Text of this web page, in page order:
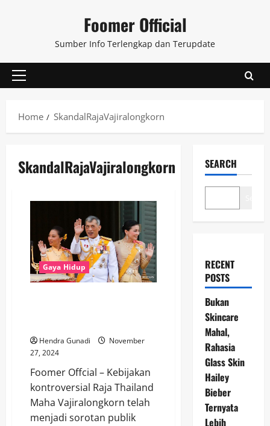
Foomer Official
Sumber Info Terlengkap dan Terupdate
Primary
Home
SkandalRajaVajiralongkorn
SkandalRajaVajiralongkorn
Gaya Hidup
Hendra Gunadi
November
27, 2024
Foomer Offcial – Kebijakan
kontroversial Raja Thailand
Maha Vajiralongkorn telah
menjadi sorotan publik
SEARCH
RECENT
POSTS
Bukan
Skincare
Mahal,
Rahasia
Glass Skin
Hailey
Bieber
Ternyata
Lebih